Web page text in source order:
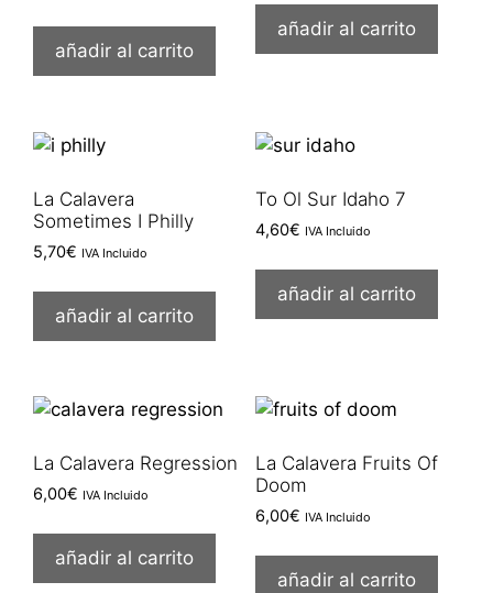
añadir al carrito
añadir al carrito
La Calavera
Sometimes I Philly
5,70€ IVA Incluido
añadir al carrito
To Ol Sur Idaho 7
4,60€ IVA Incluido
añadir al carrito
La Calavera Regression
6,00€ IVA Incluido
añadir al carrito
La Calavera Fruits Of
Doom
6,00€ IVA Incluido
añadir al carrito